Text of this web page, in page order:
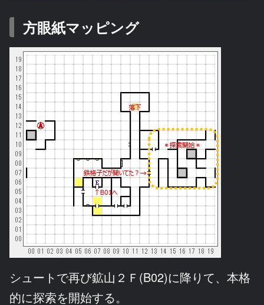
方眼紙マッピング
シュートで再び鉱山２Ｆ(B02)に降りて、本格
的に探索を開始する。